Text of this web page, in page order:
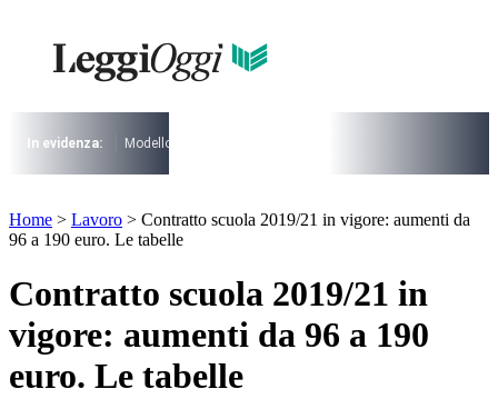
contenuto
I più cercati
Lorem ipsum dolor sit amet consectetur
Lorem ipsum dolor sit amet consectetur
In evidenza: Modello 730
I più cercati
Lorem ipsum dolor sit amet consectetur
Home > Lavoro > Contratto scuola 2019/21 in vigore: aumenti da
96 a 190 euro. Le tabelle
Contratto scuola 2019/21 in
vigore: aumenti da 96 a 190
euro. Le tabelle